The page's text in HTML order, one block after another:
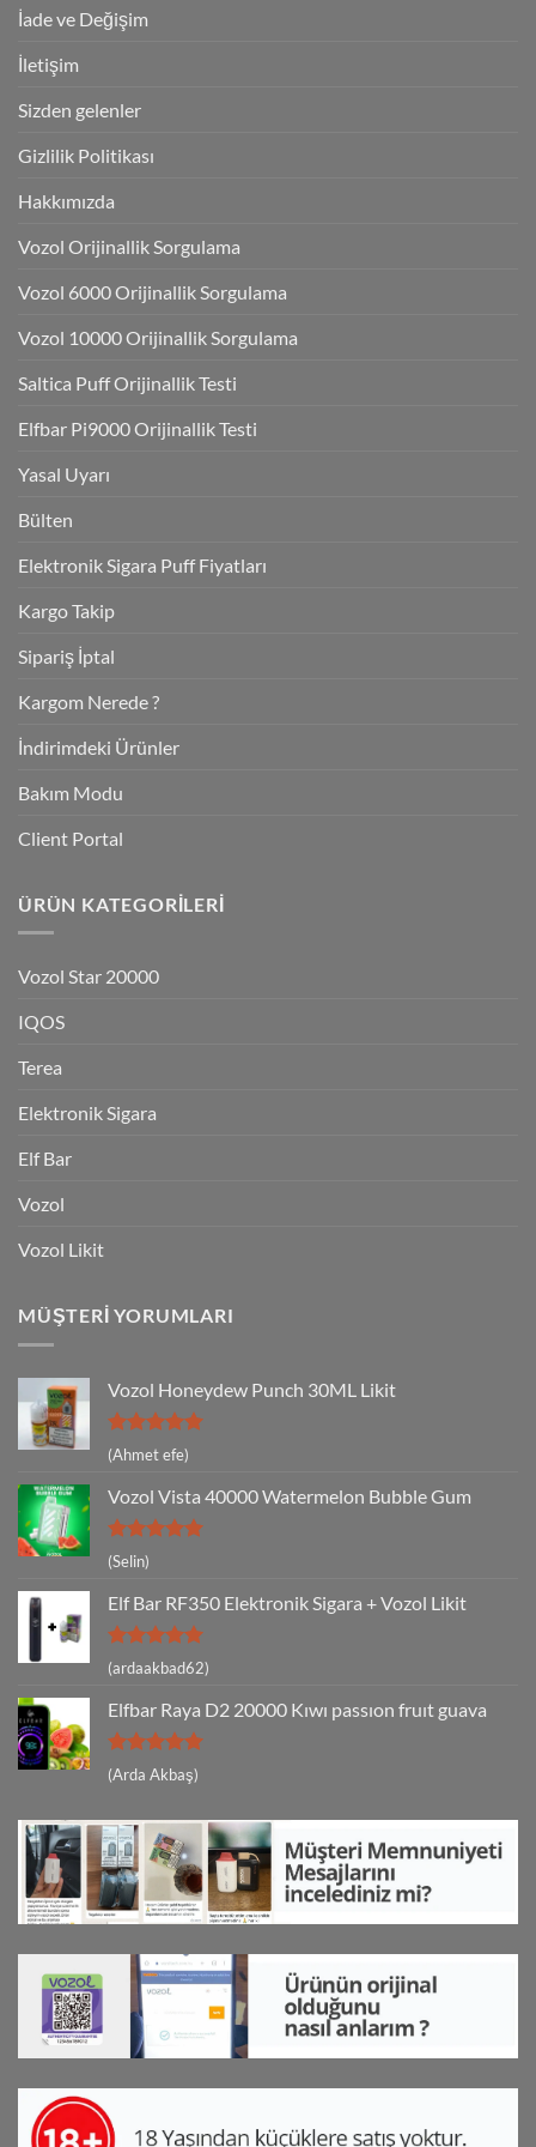
İade ve Değişim
İletişim
Sizden gelenler
Gizlilik Politikası
Hakkımızda
Vozol Orijinallik Sorgulama
Vozol 6000 Orijinallik Sorgulama
Vozol 10000 Orijinallik Sorgulama
Saltica Puff Orijinallik Testi
Elfbar Pi9000 Orijinallik Testi
Yasal Uyarı
Bülten
Elektronik Sigara Puff Fiyatları
Kargo Takip
Sipariş İptal
Kargom Nerede ?
İndirimdeki Ürünler
Bakım Modu
Client Portal
ÜRÜN KATEGORILERI
Vozol Star 20000
IQOS
Terea
Elektronik Sigara
Elf Bar
Vozol
Vozol Likit
MÜŞTERI YORUMLARI
Vozol Honeydew Punch 30ML Likit
5 üzerinden
5
(Ahmet efe)
Vozol Vista 40000 Watermelon Bubble Gum
5 üzerinden
5
oy aldı
(Selin)
Elf Bar RF350 Elektronik Sigara + Vozol Likit
5 üzerinden
5
(ardaakbad62)
Elfbar Raya D2 20000 Kıwı passıon fruıt guava
5 üzerinden
5
(Arda Akbaş)